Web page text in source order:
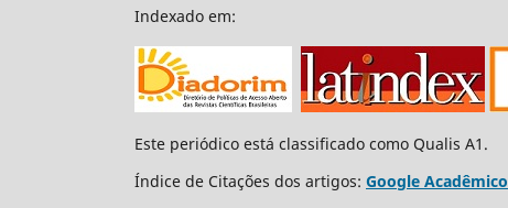
Indexado em:
Este periódico está classificado como Qualis A1.
Índice de Citações dos artigos: Google Acadêmico